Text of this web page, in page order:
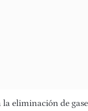
eliminación de